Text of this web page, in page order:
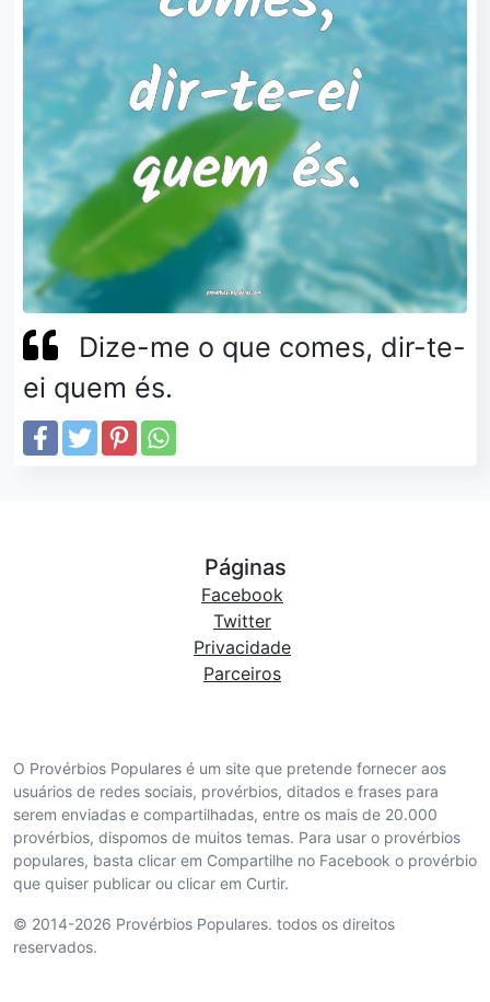
Dize-me o que comes, dir-te-
ei quem és.
O Provérbios Populares é um site que pretende fornecer aos
usuários de redes sociais, provérbios, ditados e frases para
serem enviadas e compartilhadas, entre os mais de 20.000
provérbios, dispomos de muitos temas. Para usar o provérbios
populares, basta clicar em Compartilhe no Facebook o provérbio
que quiser publicar ou clicar em Curtir.
© 2014-2026 Provérbios Populares. todos os direitos
reservados.
Páginas
Facebook
Twitter
Privacidade
Parceiros